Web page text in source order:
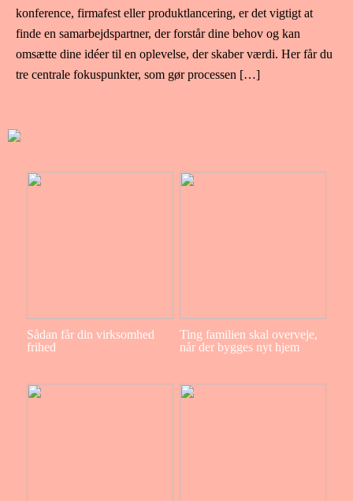
konference, firmafest eller produktlancering, er det vigtigt at
finde en samarbejdspartner, der forstår dine behov og kan
omsætte dine idéer til en oplevelse, der skaber værdi. Her får du
tre centrale fokuspunkter, som gør processen […]
Sådan får din virksomhed
frihed
Ting familien skal overveje,
når der bygges nyt hjem